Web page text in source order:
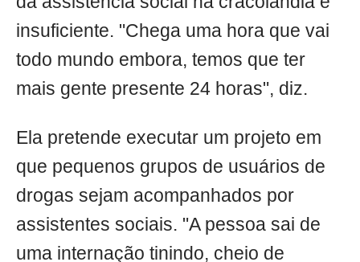
insuficiente. "Chega uma hora que vai
todo mundo embora, temos que ter
mais gente presente 24 horas", diz.
Ela pretende executar um projeto em
que pequenos grupos de usuários de
drogas sejam acompanhados por
assistentes sociais. "A pessoa sai de
uma internação tinindo, cheio de